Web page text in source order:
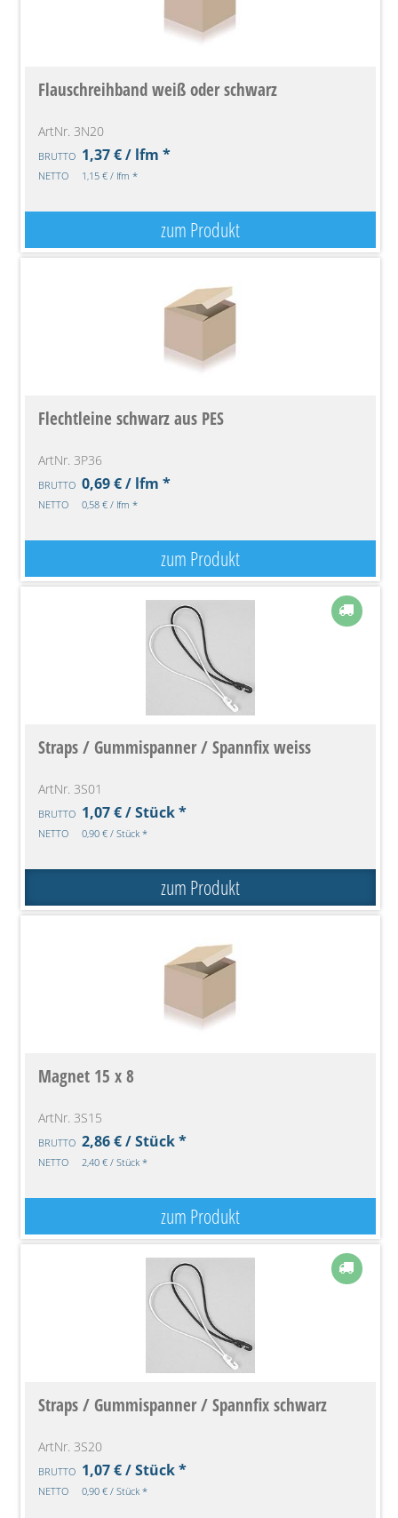
Flauschreihband weiß oder schwarz
ArtNr. 3N20
BRUTTO 1,37 € / lfm *
NETTO 1,15 € / lfm *
zum Produkt
Flechtleine schwarz aus PES
ArtNr. 3P36
BRUTTO 0,69 € / lfm *
NETTO 0,58 € / lfm *
zum Produkt
Straps / Gummispanner / Spannfix weiss
ArtNr. 3S01
BRUTTO 1,07 € / Stück *
NETTO 0,90 € / Stück *
zum Produkt
Magnet 15 x 8
ArtNr. 3S15
BRUTTO 2,86 € / Stück *
NETTO 2,40 € / Stück *
zum Produkt
Straps / Gummispanner / Spannfix schwarz
ArtNr. 3S20
BRUTTO 1,07 € / Stück *
NETTO 0,90 € / Stück *